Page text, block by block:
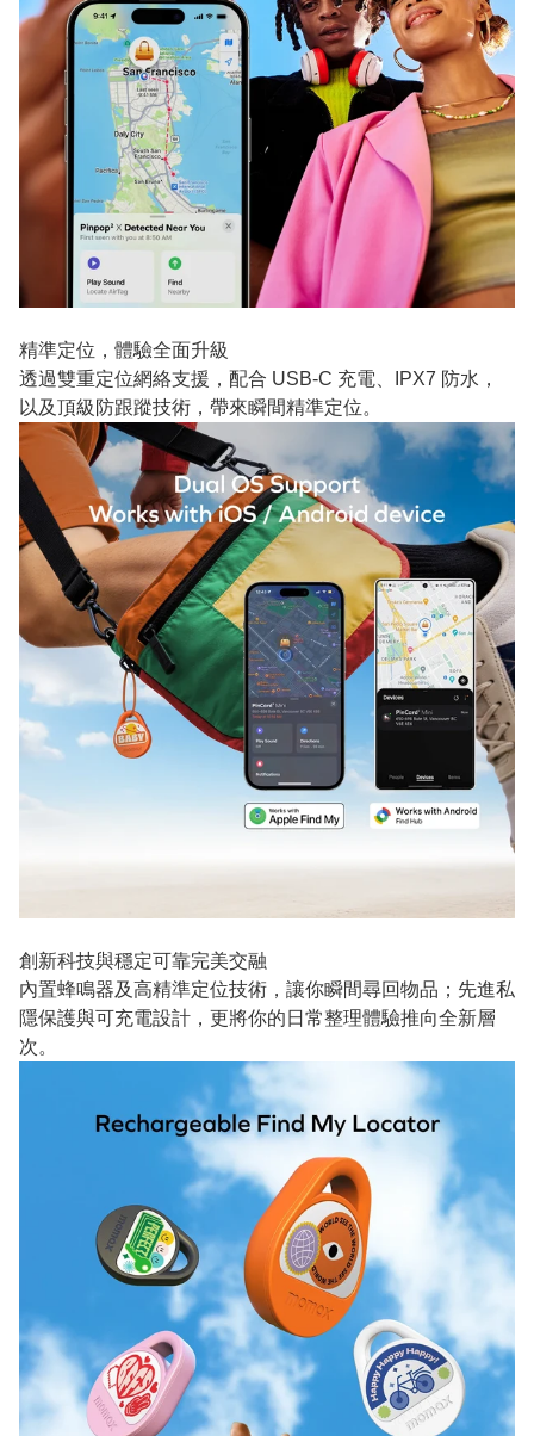
精準定位，體驗全面升級
透過雙重定位網絡支援，配合 USB‑C 充電、IPX7 防水，
以及頂級防跟蹤技術，帶來瞬間精準定位。
創新科技與穩定可靠完美交融
內置蜂鳴器及高精準定位技術，讓你瞬間尋回物品；先進私
隱保護與可充電設計，更將你的日常整理體驗推向全新層
次。